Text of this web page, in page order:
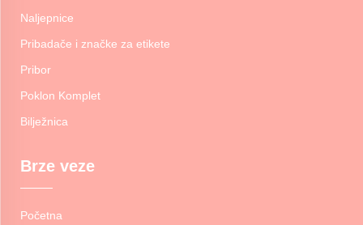
Naljepnice
Pribadače i značke za etikete
Pribor
Poklon Komplet
Bilježnica
Brze veze
Početna